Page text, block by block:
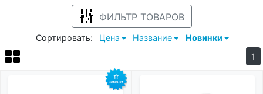
ФИЛЬТР ТОВАРОВ
Сортировать: Цена Название
Новинки
1